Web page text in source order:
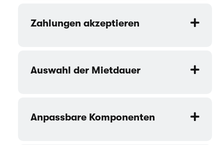
Zahlungen akzeptieren
Auswahl der Mietdauer
Anpassbare Komponenten